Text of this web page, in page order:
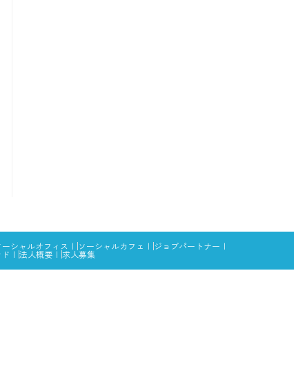
ーシャルオフィス ソーシャルカフェ ジョブパートナー
法人概要 求人募集